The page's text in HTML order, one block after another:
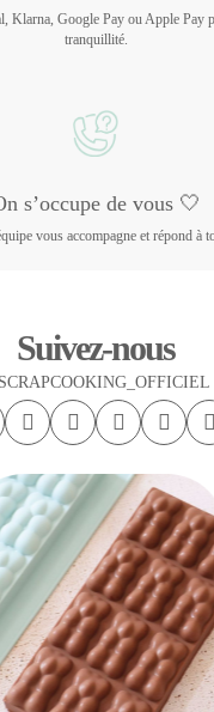
Klarna, Google Pay ou Apple Pay
tranquillité.
s’occupe de vous 🤍
vous accompagne et répond à
Suivez-nous